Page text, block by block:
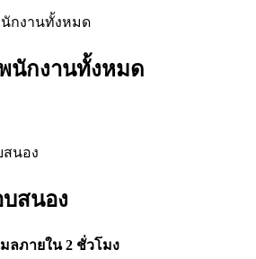
นักงานทั้งหมด
บสนอง
ลภายใน 2 ชั่วโมง